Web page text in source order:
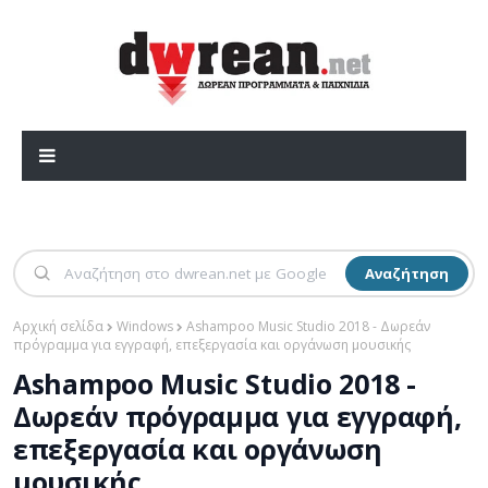
Αναζήτηση
Αρχική σελίδα Windows
Ashampoo Music Studio 2018 - Δωρεάν
πρόγραμμα για εγγραφή, επεξεργασία και οργάνωση μουσικής
Ashampoo Music Studio 2018 -
Δωρεάν πρόγραμμα για εγγραφή,
επεξεργασία και οργάνωση